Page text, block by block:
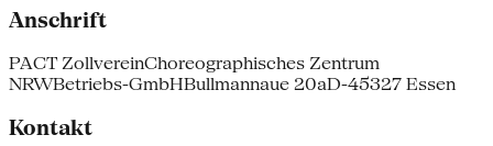
Anschrift
PACT ZollvereinChoreographisches Zentrum
NRWBetriebs-GmbHBullmannaue 20aD-45327 Essen
Kontakt